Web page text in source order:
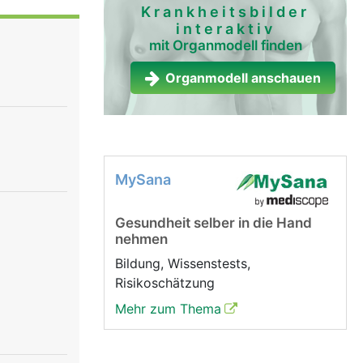
ist der
die
der für
dem 10.
damit
Der 11.
Krankheitsbilder
interaktiv
mit Organmodell finden
Organmodell anschauen
MySana
Gesundheit selber in die Hand
nehmen
Bildung, Wissenstests,
Risikoschätzung
Mehr zum Thema